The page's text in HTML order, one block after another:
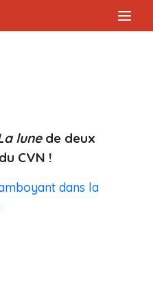
lunede deux
CVN !
dans la